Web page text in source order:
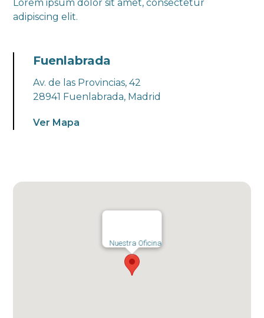
Lorem ipsum dolor sit amet, consectetur
adipiscing elit.
Fuenlabrada
Av. de las Provincias, 42
28941 Fuenlabrada, Madrid
Ver Mapa
Nuestra Oficina